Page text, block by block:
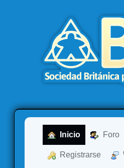
Inicio Foro
Registrarse